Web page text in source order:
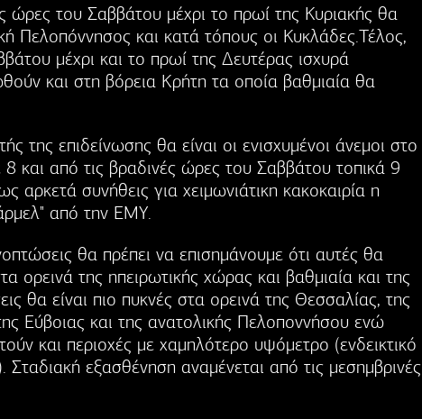
ώρες του Σαββάτου μέχρι το πρωί της Κυριακής θα
Πελοπόννησος και κατά τόπους οι Κυκλάδες.Τέλος,
μέχρι και το πρωί της Δευτέρας ισχυρά
και στη βόρεια Κρήτη τα οποία βαθμιαία θα
της επιδείνωσης θα είναι οι ενισχυμένοι άνεμοι στο
και από τις βραδινές ώρες του Σαββάτου τοπικά 9
αρκετά συνήθεις για χειμωνιάτικη κακοκαιρία η
από την EMY.
θα πρέπει να επισημάνουμε ότι αυτές θα
ορεινά της ηπειρωτικής χώρας και βαθμιαία και της
θα είναι πιο πυκνές στα ορεινά της Θεσσαλίας, της
Εύβοιας και της ανατολικής Πελοποννήσου ενώ
και περιοχές με χαμηλότερο υψόμετρο (ενδεικτικό
εξασθένηση αναμένεται από τις μεσημβρινές